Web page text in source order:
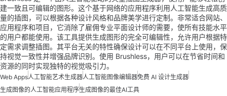
建一致且可编辑的图形。这个基于网络的应用程序利用人工智能生成高质
量的插图，可以根据各种设计风格和品牌美学进行定制。非常适合网站、
应用程序和项目，它消除了雇佣专业平面设计师的需要，使所有技能水平
的用户都能使用。该工具提供生成图形的完全可编辑性，允许用户根据特
定需求调整插图。其平台无关的特性确保设计可以在不同平台上使用，保
持视觉一致性并增强品牌识别。使用 Brushless，用户可以在节省时间和
资源的同时实现独特的视觉吸引力。
Web Apps人工智能艺术生成器人工智能图像编辑器免费 AI 设计生成器
生成图像的人工智能应用程序生成图像的最佳AI工具